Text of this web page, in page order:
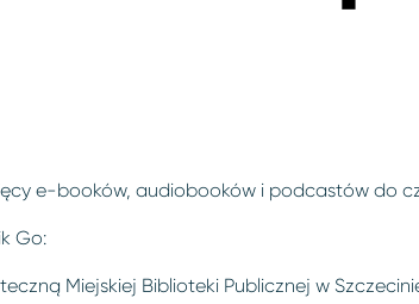
e-booków, audiobooków i podcastów do
Go:
Miejskiej Biblioteki Publicznej w